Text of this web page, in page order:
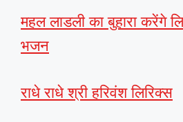
महल लाडली का बुहारा करेंगे
भजन
राधे राधे श्री हरिवंश लिरिक्स